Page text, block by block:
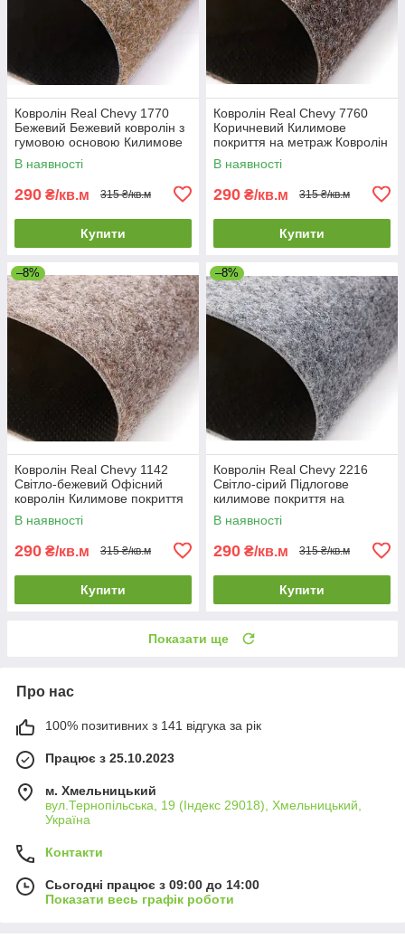
Ковролін Real Chevy 1770
Бежевий Бежевий ковролін з
гумовою основою Килимове
покриття
В наявності
290 ₴/кв.м 315 ₴/кв.м
Купити
Ковролін Real Chevy 7760
Коричневий Килимове
покриття на метраж Ковролін
на гумовій основі
В наявності
290 ₴/кв.м 315 ₴/кв.м
Купити
–8%
Ковролін Real Chevy 1142
Світло-бежевий Офісний
ковролін Килимове покриття
на гумовій основі
В наявності
290 ₴/кв.м 315 ₴/кв.м
Купити
–8%
Ковролін Real Chevy 2216
Світло-сірий Підлогове
килимове покриття на
гумовій основі Якісний
прогумований ковролін
В наявності
290 ₴/кв.м 315 ₴/кв.м
Купити
Показати ще
Про нас
100% позитивних з 141 відгука за рік
Працює з 25.10.2023
м. Хмельницький
вул.Тернопільська, 19 (Індекс 29018), Хмельницький,
Україна
Контакти
Сьогодні працює з 09:00 до 14:00
Показати весь графік роботи